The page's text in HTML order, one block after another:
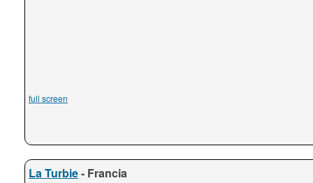
full screen
La Turbie- Francia